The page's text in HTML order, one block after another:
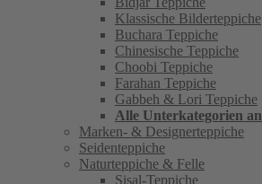
Klassische Bilderteppiche
Buchara Teppiche
Chinesische Teppiche
Choobi Teppiche
Farahan Teppiche
Gabbeh & Lori Teppiche
Alle Unterkategorien
Marken- & Designerteppiche
Seidenteppiche
Naturteppiche & Felle
Sisal-Teppiche